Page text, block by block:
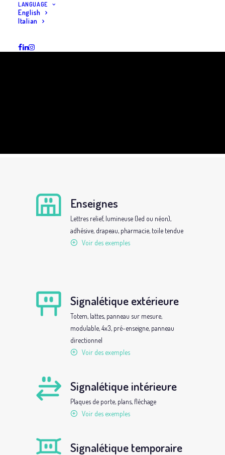
LANGUAGE
English
Italian
Enseignes
Lettres relief, lumineuse (led ou néon),
adhésive, drapeau, pharmacie, toile tendue
Voir des exemples
Signalétique extérieure
Totem, lattes, panneau sur mesure,
modulable, 4x3, pré-enseigne, panneau
directionnel
Voir des exemples
Signalétique intérieure
Plaques de porte, plans, fléchage
Voir des exemples
Signalétique temporaire